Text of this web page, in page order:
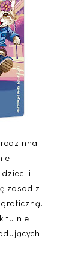
i
zasad z
tu nie